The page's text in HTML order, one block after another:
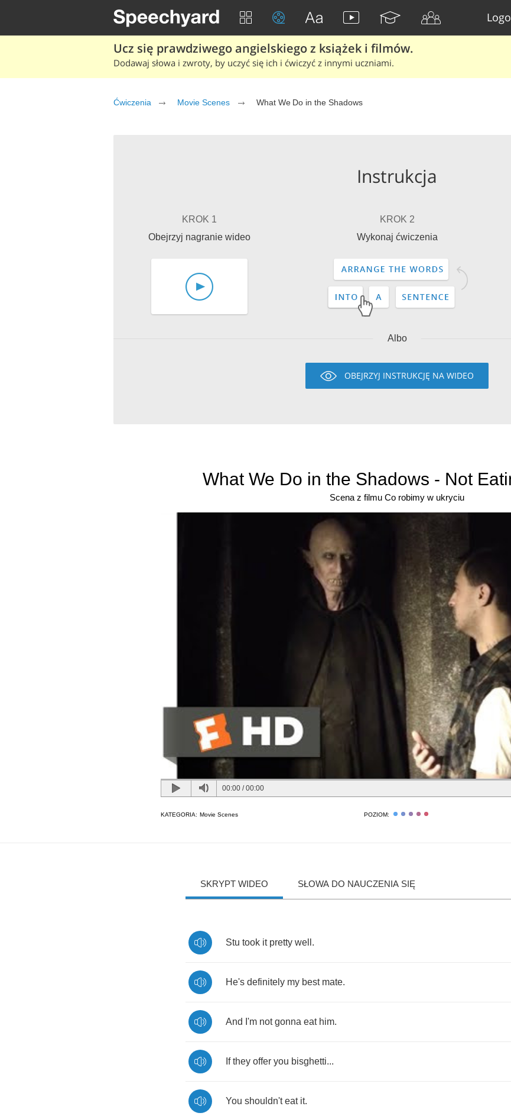
Ucz się prawdziwego angielskiego z książek i filmów.
Dodawaj słowa i zwroty, by uczyć się ich i ćwiczyć z innymi uczniami.
Ćwiczenia Movie Scenes What We Do in the Shadows
Instrukcja
KROK 1
Obejrzyj nagranie wideo
KROK 2
Wykonaj ćwiczenia
Albo
OBEJRZYJ INSTRUKCJĘ NA WIDEO
What We Do in the Shadows - Not
Scena z filmu Co robimy w ukryciu
00:00 /00:00
KATEGORIA: Movie Scenes POZIOM:
SKRYPT WIDEO SŁOWA DO NAUCZENIA SIĘ
Stu took it pretty well .
He's definitely my best mate.
And I'm not gonna eat him.
If they offer you bisghetti...
You shouldn't eat it.